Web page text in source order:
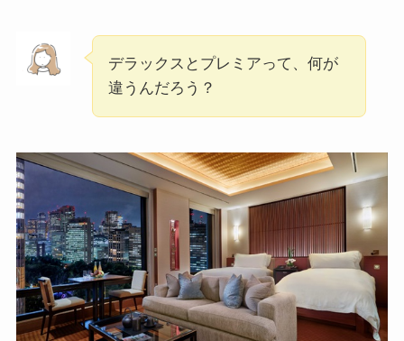
デラックスとプレミアって、何が
違うんだろう？